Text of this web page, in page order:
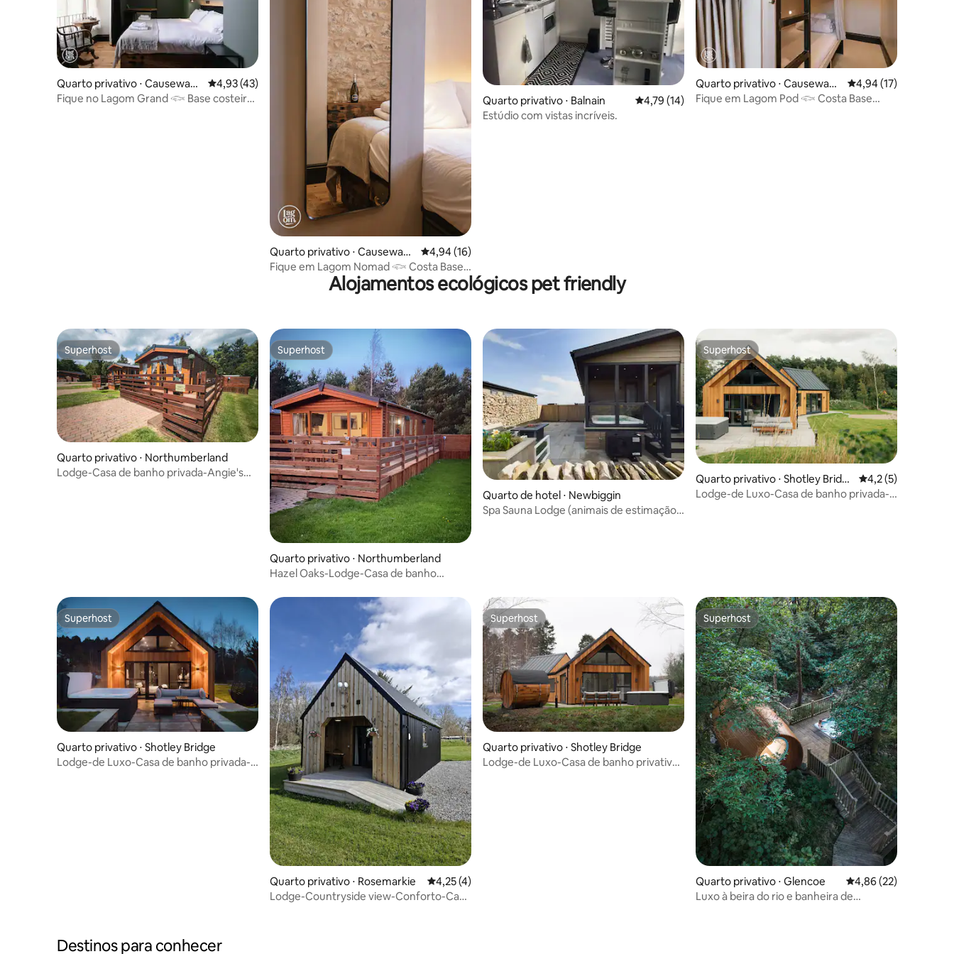
Quarto privativo ⋅ Causeway
Coast and Glens
4,93 de uma avaliação média de 5, 43 avaliações
4,93 (43)
Fique no Lagom Grand 𓆟 Base costeira
Quarto privativo ⋅ Causeway
Coast and Glens
4,94 de uma avaliação média de 5, 16 avaliações
4,94 (16)
Fique em Lagom Nomad 𓆟 Costa Base
Quarto privativo ⋅ Balnain 4,79 de uma avaliação média de 5, 14 avaliações
4,79 (14)
Estúdio com vistas incríveis.
Quarto privativo ⋅ Causeway
Coast and Glens
4,94 de uma
4,94 (17)
Fique em Lagom Pod 𓆟 Costa Base
Alojamentos ecológicos pet friendly
Superhost
Superhost
Quarto privativo ⋅ Northumberland
Lodge-Casa de banho privada-Angie's
Superhost
Superhost
Quarto privativo ⋅ Northumberland
Hazel Oaks-Lodge-Casa de banho
Quarto de hotel ⋅ Newbiggin
Spa Sauna Lodge (animais de estimação),
Superhost
Superhost
Quarto privativo ⋅ Shotley Bridg
e
4,2 de uma
4,2 (5)
Lodge-de Luxo-Casa de banho privada-
Superhost
Superhost
Quarto privativo ⋅ Shotley Bridge
Lodge-de Luxo-Casa de banho privada-
Quarto privativo ⋅ Rosemarkie 4,25 de uma avaliação média de 5, 4 avaliações
4,25 (4)
Lodge-Countryside view-Conforto-Casa
Superhost
Superhost
Quarto privativo ⋅ Shotley Bridge
Lodge-de Luxo-Casa de banho privativa
Superhost
Superhost
Quarto privativo ⋅ Glencoe 4,86 de uma
4,86 (22)
Luxo à beira do rio e banheira de
Destinos para conhecer